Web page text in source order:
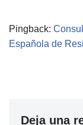
Pingback:
Española de
Deja una